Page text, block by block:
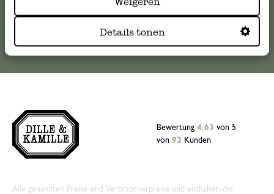
Details tonen
Bewertung 4.63 von 5
von 92 Kunden
Alle genannten Preise sind Verbraucherpreise und enthalten die